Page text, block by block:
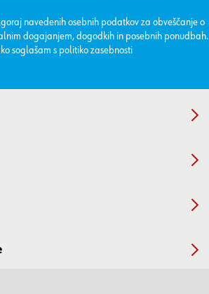
navedenih osebnih podatkov za obveščanje o
dogajanjem, dogodkih in posebnih ponudbah.
soglašam s politiko zasebnosti